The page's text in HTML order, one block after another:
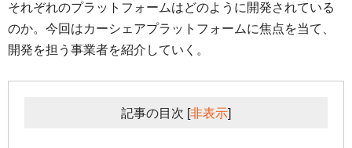
それぞれのプラットフォームはどのように開発されている
のか。今回はカーシェアプラットフォームに焦点を当て、
開発を担う事業者を紹介していく。
記事の目次 [非表示]